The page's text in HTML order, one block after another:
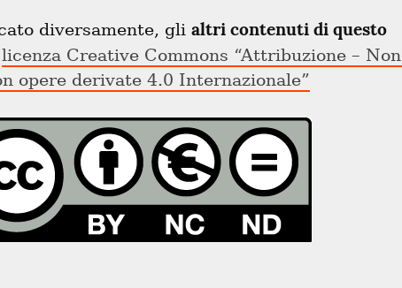
diversamente, gli altri contenuti di questo
licenza Creative Commons “Attribuzione – Non
opere derivate 4.0 Internazionale”